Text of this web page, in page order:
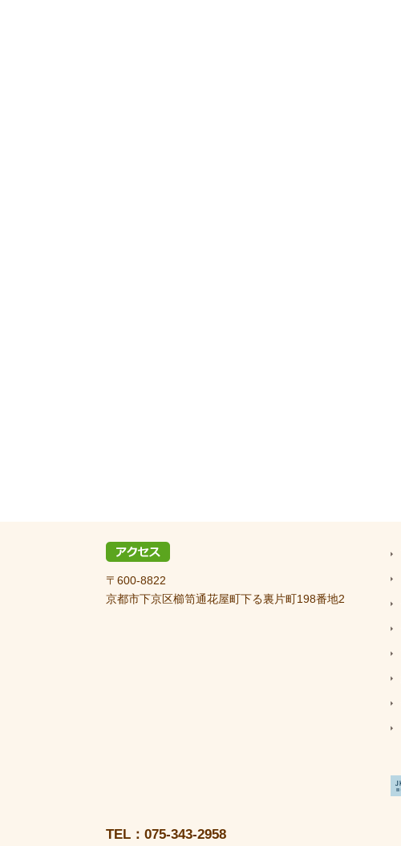
〒600-8822
京都市下京区櫛笥通花屋町下る裏片町198番地2
TEL：075-343-2958